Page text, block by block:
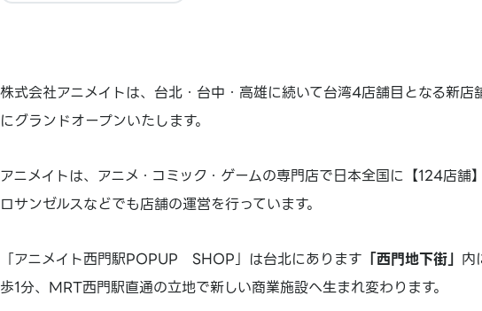
株式会社アニメイトは、台北・台中・高雄に続いて台湾4店舗目となる新
にグランドオープンいたします。
アニメイトは、アニメ・コミック・ゲームの専門店で日本全国に【124店舗
ロサンゼルスなどでも店舗の運営を行っています。
「アニメイト西門駅POPUP SHOP」は台北にあります 「西門地下街」 内
歩1分、MRT西門駅直通の立地で新しい商業施設へ生まれ変わります。